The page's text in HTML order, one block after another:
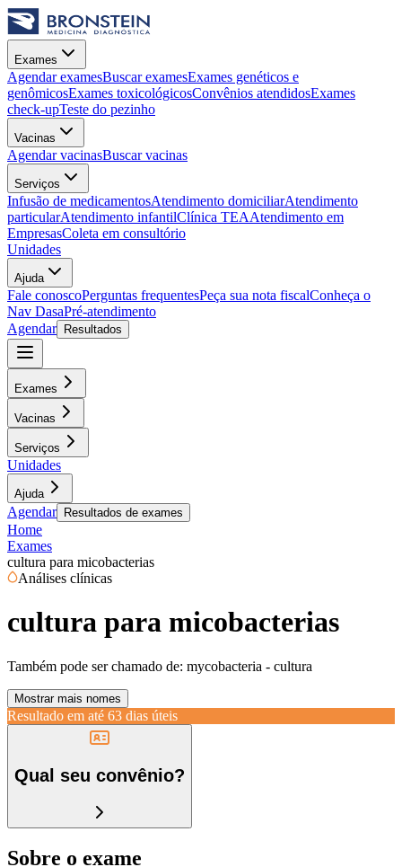
Exames
Agendar examesBuscar examesExames genéticos e
genômicosExames toxicológicosConvênios atendidosExames
check-upTeste do pezinho
Vacinas
Agendar vacinasBuscar vacinas
Serviços
Infusão de medicamentosAtendimento domiciliarAtendimento
particularAtendimento infantilClínica TEAAtendimento em
EmpresasColeta em consultório
Unidades
Ajuda
Fale conoscoPerguntas frequentesPeça sua nota fiscalConheça o
Nav DasaPré-atendimento
Agendar
Resultados
Exames
Vacinas
Serviços
Unidades
Ajuda
Agendar Resultados de exames
Home
Exames
cultura para micobacterias
Análises clínicas
cultura para micobacterias
Também pode ser chamado de: mycobacteria - cultura
Mostrar mais nomes
Resultado em até 63 dias úteis
Qual seu convênio?
Sobre o exame